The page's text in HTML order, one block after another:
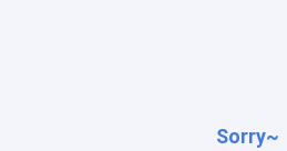
Sorry~